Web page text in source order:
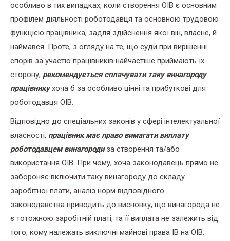
особливо в тих випадках, коли створення ОІВ є основним
профілем діяльності роботодавця та основною трудовою
функцією працівника, задля здійснення якої він, власне, й
наймався. Проте, з огляду на те, що суди при вирішенні
спорів за участю працівників найчастіше приймають їх
сторону, рекомендується сплачувати таку винагороду
працівникухоча б за особливо цінні та прибуткові для
роботодавця ОІВ.
Відповідно до спеціальних законів у сфері інтелектуальної
власності, працівник має право вимагати виплату
роботодавцем винагородиза створення та/або
використання ОІВ. При чому, хоча законодавець прямо не
забороняє включити таку винагороду до складу
заробітної плати, аналіз норм відповідного
законодавства приводить до висновку, що винагорода не
є тотожною заробітній платі, та її виплата не залежить від
того, кому належать виключні майнові права ІВ на ОІВ.